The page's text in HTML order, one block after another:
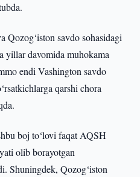
Qozog‘iston savdo sohasidagi
yillar davomida muhokama
endi Vashington savdo
qarshi chora
boj to‘lovi faqat AQSH
olib borayotgan
Shuningdek, Qozog‘iston